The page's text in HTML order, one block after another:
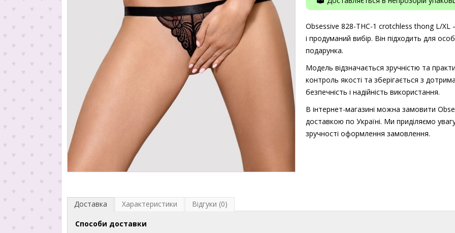
Obsessive 828-THC-1 crotchless thong L/
і продуманий вибір. Він підходить для
подарунка.
Модель відзначається зручністю та
контроль якості та зберігається з
безпечність і надійність використання.
В інтернет-магазині можна замовити
доставкою по Україні. Ми приділяємо
зручності оформлення замовлення.
Доставка Характеристики Відгуки (0)
Способи доставки